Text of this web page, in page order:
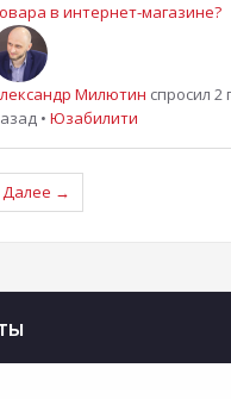
в интернет-магазине?
Милютин спросил 2
• Юзабилити
Далее →